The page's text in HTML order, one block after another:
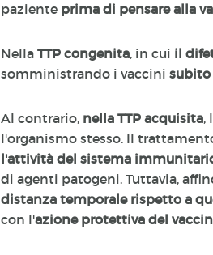
paziente prima di pensare alla
Nella TTP congenita, in cui il
somministrando i vaccini subito
Al contrario, nella TTP acquisita,
l'organismo stesso. Il
l'attività del sistema
di agenti patogeni. Tuttavia,
distanza temporale rispetto a
con l'azione protettiva del